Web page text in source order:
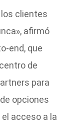
los clientes
afirmó
end, que
de
para
opciones
acceso a la